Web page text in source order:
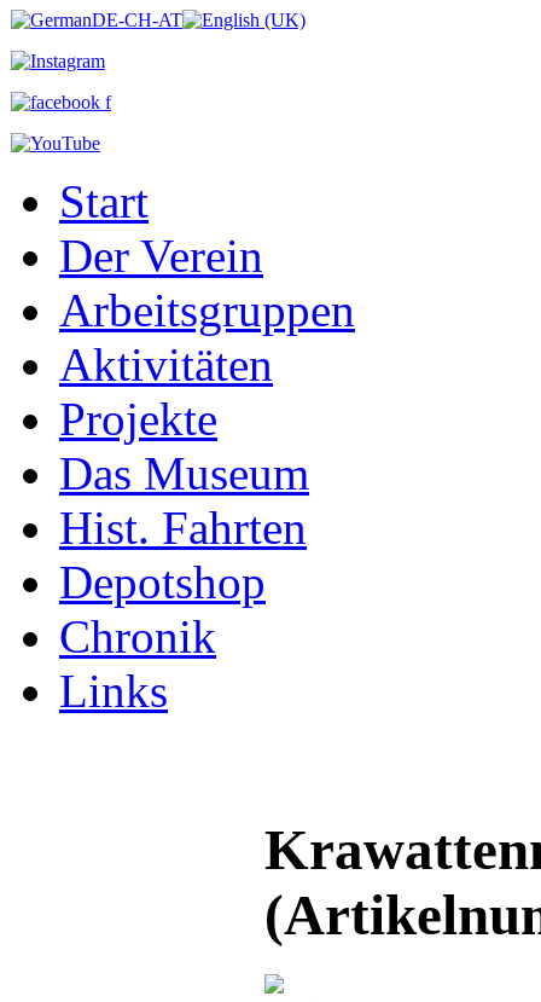
Start
Der Verein
Arbeitsgruppen
Aktivitäten
Projekte
Das Museum
Hist. Fahrten
Depotshop
Chronik
Links